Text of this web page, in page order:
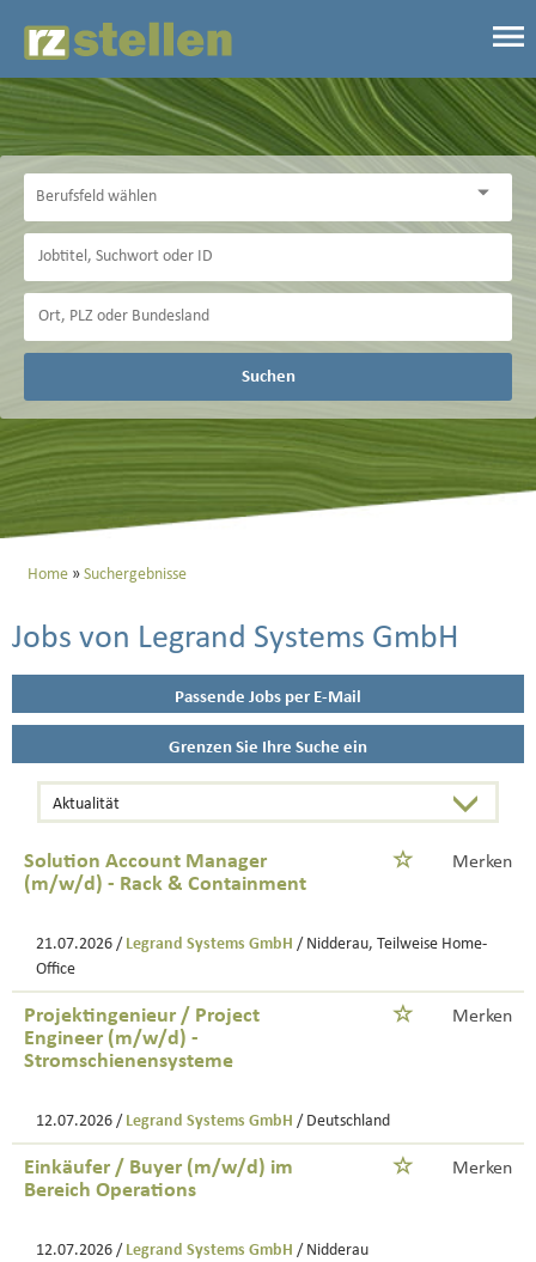
Suchen
Home Suchergebnisse
Jobs von Legrand Systems GmbH
Passende Jobs per E-Mail
Grenzen Sie Ihre Suche ein
Solution Account Manager
(m/w/d) - Rack & Containment
Merken
21.07.2026 / Legrand Systems GmbH / Nidderau, Teilweise Home-
Office
Projektingenieur / Project
Engineer (m/w/d) -
Stromschienensysteme
Merken
12.07.2026 / Legrand Systems GmbH / Deutschland
Einkäufer / Buyer (m/w/d) im
Bereich Operations
Merken
12.07.2026 / Legrand Systems GmbH / Nidderau